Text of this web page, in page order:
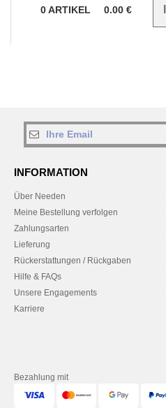
0ARTIKEL 0.00 €
INFORMATION
Über Needen
Meine Bestellung verfolgen
Zahlungsarten
Lieferung
Rückerstattungen / Rückgaben
Hilfe & FAQs
Unsere Engagements
Karriere
Bezahlung mit